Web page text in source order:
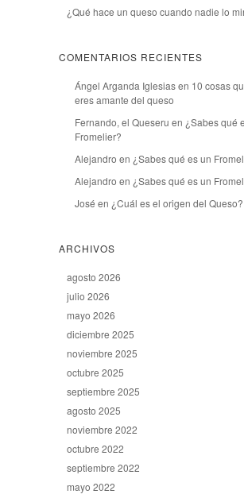
¿Qué hace un queso cuando nadie lo
COMENTARIOS RECIENTES
Ángel Arganda Iglesiasen 10 cosas
eres amante del queso
Fernando, el Queseru en ¿Sabes qué
Fromelier?
Alejandro en ¿Sabes qué es un
Alejandro en ¿Sabes qué es un
José en ¿Cuál es el origen del Queso?
ARCHIVOS
agosto 2026
julio 2026
mayo 2026
diciembre 2025
noviembre 2025
octubre 2025
septiembre 2025
agosto 2025
noviembre 2022
octubre 2022
septiembre 2022
mayo 2022